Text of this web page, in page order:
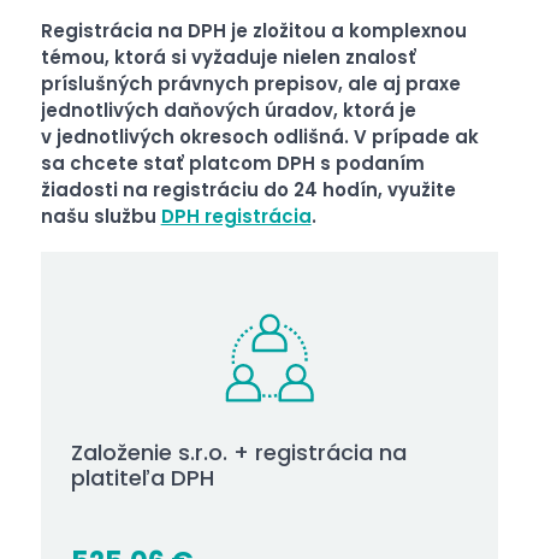
Registrácia na DPH je zložitou a komplexnou
témou, ktorá si vyžaduje nielen znalosť
príslušných právnych prepisov, ale aj praxe
jednotlivých daňových úradov, ktorá je
v jednotlivých okresoch odlišná. V prípade ak
sa chcete stať platcom DPH s podaním
žiadosti na registráciu do 24 hodín, využite
našu službu DPH registrácia.
Založenie s.r.o. + registrácia na
platiteľa DPH